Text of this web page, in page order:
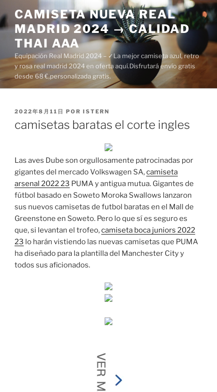
al
contenido
CAMISETA NUEVA REAL
MADRID 2024 → CALIDAD
THAI AAA
Equipación Real Madrid 2024 – ✓La mejor camiseta azul, retro
y rosa real madrid 2024 en oferta aquí.Disfrutará envío gratis
desde 68 €,personalizada gratis.
PUBLICADO
2022年8月11日 POR ISTERN
camisetas baratas el corte ingles
Las aves Dube son orgullosamente patrocinadas por
gigantes del mercado Volkswagen SA,camiseta
arsenal 2022 23 PUMA y antigua mutua. Gigantes de
fútbol basado en Soweto Moroka Swallows lanzaron
sus nuevos camisetas de futbol baratas en el Mall de
Greenstone en Soweto. Pero lo que sí es seguro es
que, si levantan el trofeo,camiseta boca juniors 2022
23 lo harán vistiendo las nuevas camisetas que PUMA
ha diseñado para la plantilla del Manchester City y
todos sus aficionados.